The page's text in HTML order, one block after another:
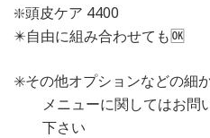
❇️頭皮ケア 4400
✴️自由に組み合わせても🆗
✳️その他オプションなどの細
メニューに関してはお問
下さい